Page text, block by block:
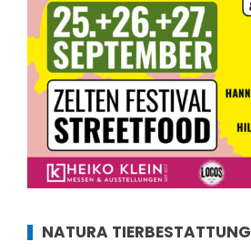
NATURA TIERBESTATTUNG